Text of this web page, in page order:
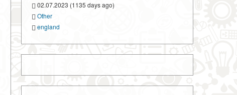
02.07.2023 (1135 days ago)
Other
england